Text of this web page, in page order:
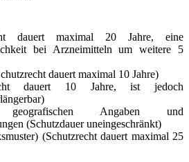
dauert maximal 20 Jahre, eine
bei Arzneimitteln um weitere 5
dauert maximal 10 Jahre)
dauert 10 Jahre, ist jedoch
Angaben und
(Schutzdauer uneingeschränkt)
(Schutzrecht dauert maximal 25